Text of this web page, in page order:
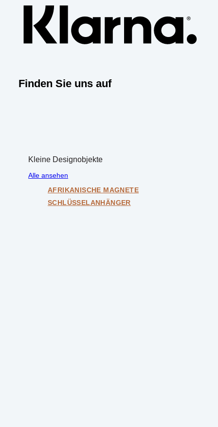
Kleine Designobjekte
Alle ansehen
AFRIKANISCHE MAGNETE
SCHLÜSSELANHÄNGER
Finden Sie uns auf